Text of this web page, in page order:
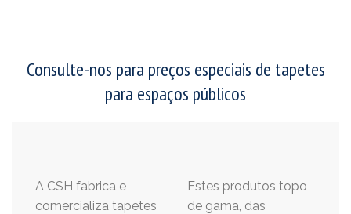
Consulte-nos para preços especiais de tapetes
para espaços públicos
A CSH fabrica e
comercializa tapetes
Estes produtos topo
de gama, das